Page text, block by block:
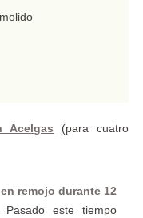
Acelgas (para cuatro
remojo durante 12
este tiempo